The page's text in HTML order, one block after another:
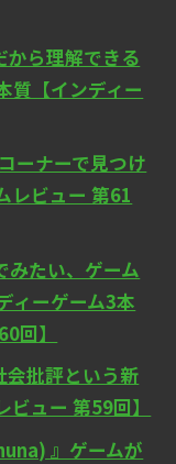
から理解できる
質【インディー
ーナーで見つけ
レビュー 第61
みたい、ゲーム
ィーゲーム3本
回】
会批評という新
ュー 第59回】
』ゲームが